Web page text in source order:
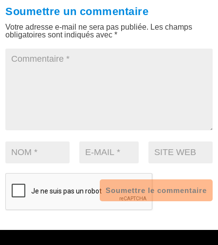
Soumettre un commentaire
Votre adresse e-mail ne sera pas publiée. Les champs
obligatoires sont indiqués avec*
Soumettre le commentaire